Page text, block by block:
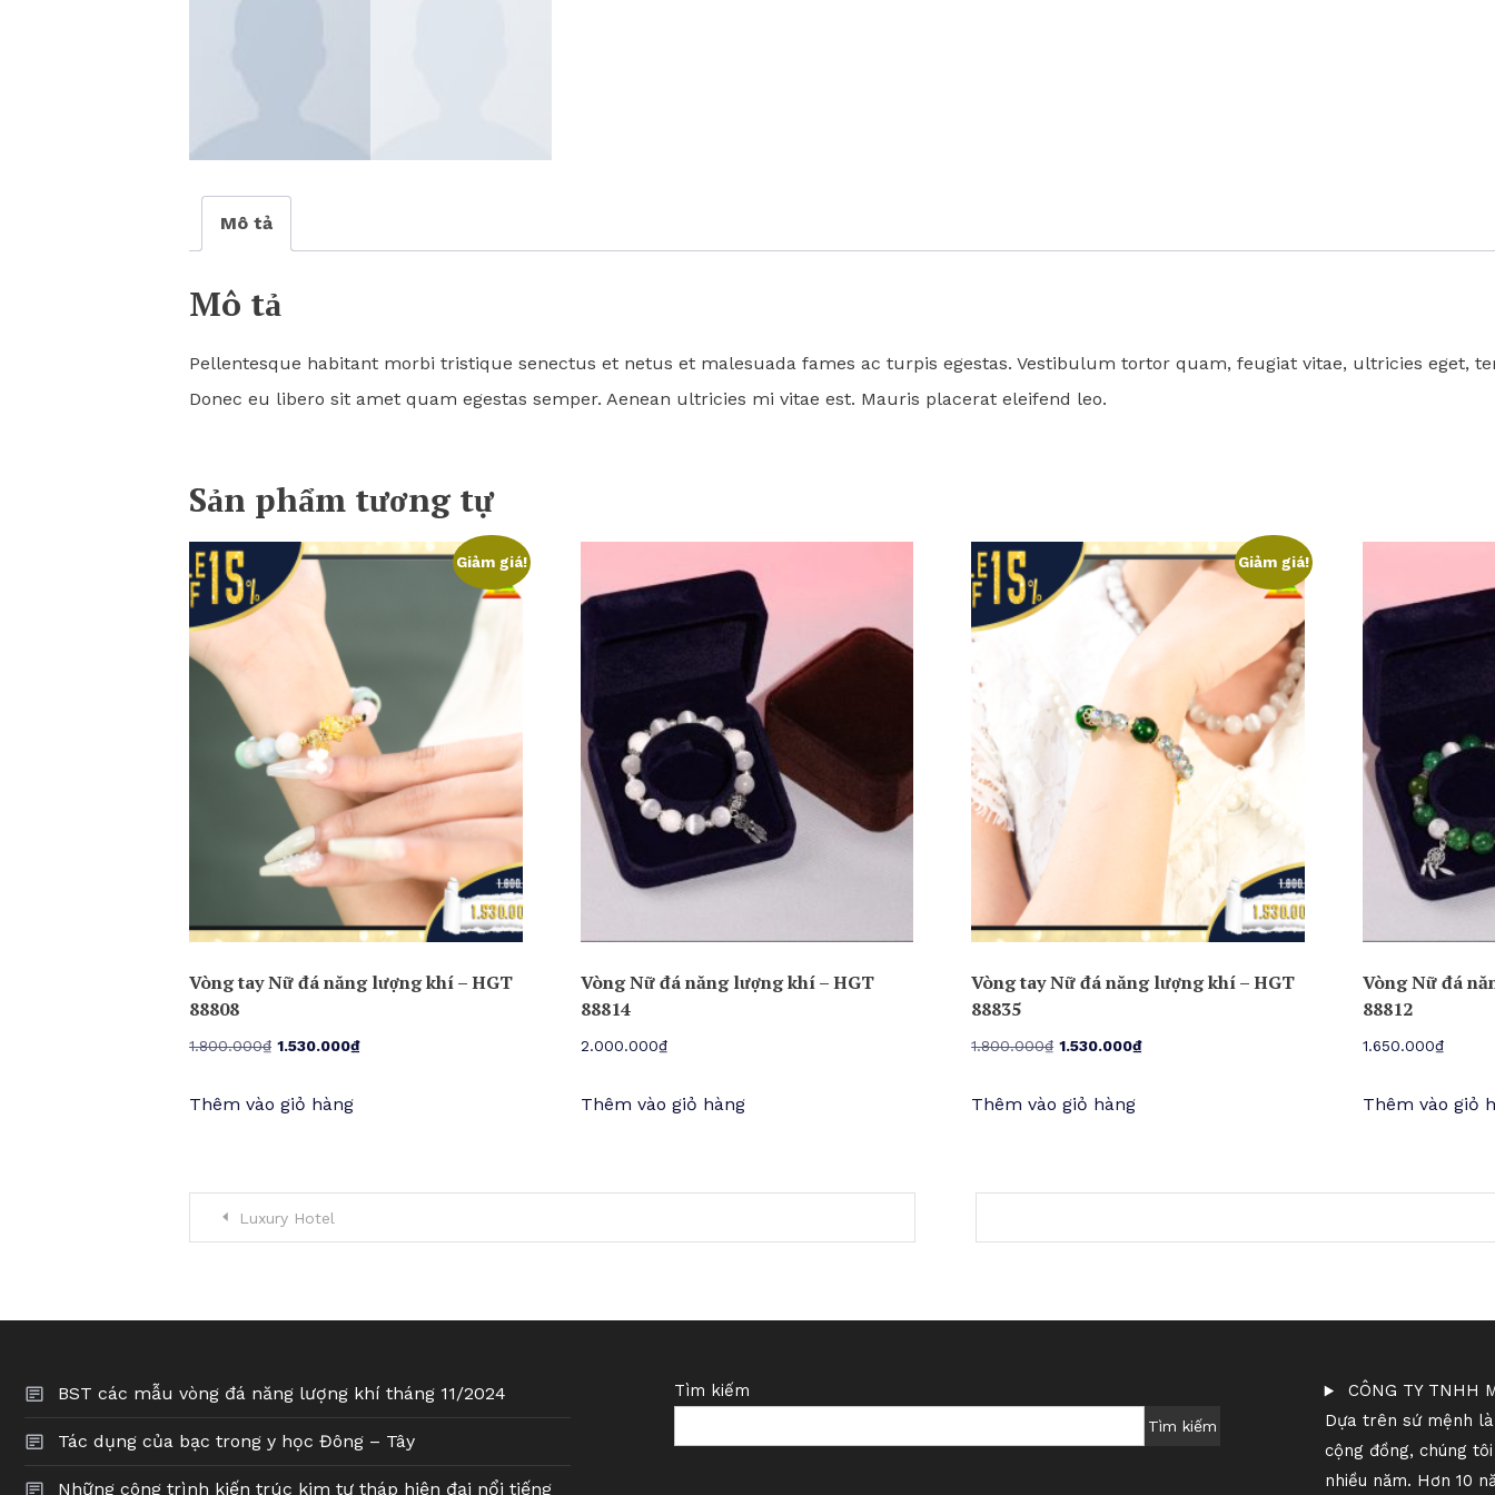
Mô tả
Mô tả
Pellentesque habitant morbi tristique senectus et netus et malesuada fames ac turpis egestas. Vestibulum tortor quam, feugiat vitae, ultricies eget,
Donec eu libero sit amet quam egestas semper. Aenean ultricies mi vitae est. Mauris placerat eleifend leo.
Sản phẩm tương tự
Giảm giá!
Vòng tay Nữ đá năng lượng khí – HGT
88808
1.800.000₫ Giá
là:
1.530.000₫Giá
Thêm vào giỏ hàng
Vòng Nữ đá năng lượng khí – HGT
88814
2.000.000₫
Thêm vào giỏ hàng
Giảm giá!
Vòng tay Nữ đá năng lượng khí – HGT
88835
1.800.000₫ Giá
là:
1.530.000₫Giá
Thêm vào giỏ hàng
Vòng Nữ đá
88812
1.650.000₫
Thêm vào giỏ
Điều
bài
Luxury Hotel
BST các mẫu vòng đá năng lượng khí tháng 11/2024
Tác dụng của bạc trong y học Đông – Tây
Những công trình kiến trúc kim tự tháp hiện đại nổi tiếng
Tìm kiếm
Tìm kiếm
CÔNG TY TNHH
Dựa trên sứ mệnh
cộng đồng, chúng
nhiều năm. Hơn 10